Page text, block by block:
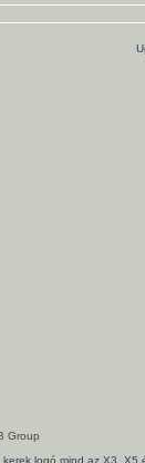
Group
logó mind az X3,